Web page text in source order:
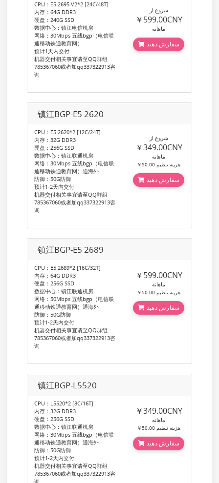
CPU：E5 2695 V2*2 [24C/48T]
内存：64G DDR3
硬盘：240G SSD
数据中心：镇江电信机房
网络：30Mbps 五线bgp（电信联
通移动铁通教育网）
预计1天内交付
机器交付相关事宜请至QQ群组
785367060或者加qq337322913咨
询
شروع از
￥599.00CNY
ماهانه
سفارش دهید
镇江BGP-E5 2620
CPU：E5 2620*2 [12C/24T]
内存：32G DDR3
硬盘：256G SSD
数据中心：镇江联通机房
网络：30Mbps 五线bgp（电信联
通移动铁通教育网）通海外
防御：50G防御
预计1-2天内交付
机器交付相关事宜请至QQ群组
785367060或者加qq337322913咨
询
شروع از
￥349.00CNY
ماهانه
￥50.00 هزینه تنظیم
سفارش دهید
镇江BGP-E5 2689
CPU：E5 2689*2 [16C/32T]
内存：64G DDR3
硬盘：256G SSD
数据中心：镇江联通机房
网络：50Mbps 五线bgp（电信联
通移动铁通教育网）通海外
防御：50G防御
预计1-2天内交付
机器交付相关事宜请至QQ群组
785367060或者加qq337322913咨
询
￥599.00CNY
ماهانه
￥50.00 هزینه تنظیم
سفارش دهید
镇江BGP-L5520
CPU：L5520*2 [8C/16T]
内存：32G DDR3
硬盘：256G SSD
数据中心：镇江联通机房
网络：30Mbps 五线bgp（电信联
通移动铁通教育网）通海外
防御：50G防御
预计1-2天内交付
机器交付相关事宜请至QQ群组
785367060或者加qq337322913咨
询
￥349.00CNY
ماهانه
￥50.00 هزینه تنظیم
سفارش دهید